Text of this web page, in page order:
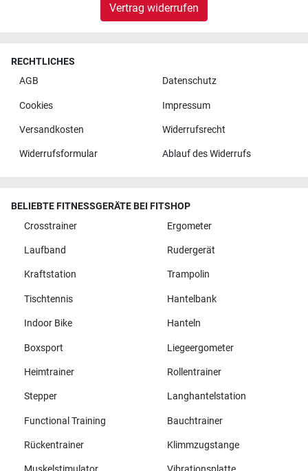
Vertrag widerrufen
RECHTLICHES
AGB
Datenschutz
Cookies Impressum
Versandkosten Widerrufsrecht
Widerrufsformular Ablauf des Widerrufs
BELIEBTE FITNESSGERÄTE BEI FITSHOP
Crosstrainer
Ergometer
Laufband Rudergerät
Kraftstation Trampolin
Tischtennis Hantelbank
Indoor Bike Hanteln
Boxsport Liegeergometer
Heimtrainer Rollentrainer
Stepper Langhantelstation
Functional Training Bauchtrainer
Rückentrainer Klimmzugstange